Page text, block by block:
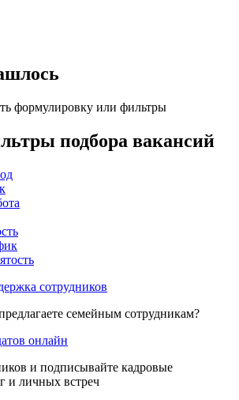
формулировку или фильтры
подбора вакансий
сотрудников
семейным сотрудникам?
онлайн
и подписывайте кадровые
и личных встреч